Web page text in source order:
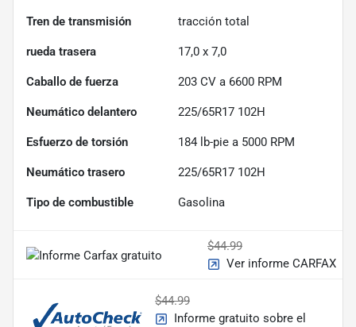
Tren de transmisión tracción total
rueda trasera 17,0 x 7,0
Caballo de fuerza 203 CV a 6600 RPM
Neumático delantero 225/65R17 102H
Esfuerzo de torsión 184 lb-pie a 5000 RPM
Neumático trasero 225/65R17 102H
Tipo de combustible Gasolina
$44.99
Ver informe CARFAX
$44.99
Informe gratuito sobre el